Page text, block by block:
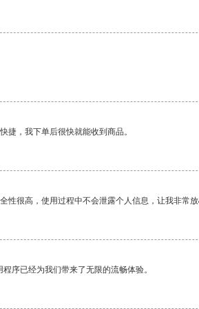
捷，我下单后很快就能收到商品。
性很高，使用过程中不会泄露个人信息，让我非常
序已经为我们带来了无限的流畅体验。